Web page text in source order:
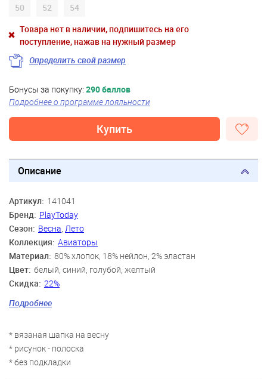
50
52
54
Товара нет в наличии, подпишитесь на его
поступление, нажав на нужный размер
Определить свой размер
Бонусы за покупку: 290 баллов
Подробнее о программе лояльности
Купить
Описание
Артикул: 141041
Бренд: PlayToday
Сезон: Весна, Лето
Коллекция: Авиаторы
Материал: 80% хлопок, 18% нейлон, 2% эластан
Цвет: белый, синий, голубой, желтый
Скидка: 22%
Мальчики
Возраст: 3 года-4 года, 5 лет-6 лет, 7 лет-8 лет
Подробнее
* вязаная шапка на весну
* рисунок - полоска
* без подкладки